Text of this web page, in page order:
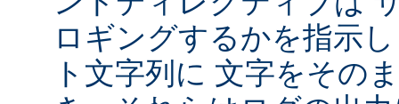
ロギングするかを指示
ト文字列に 文字をその